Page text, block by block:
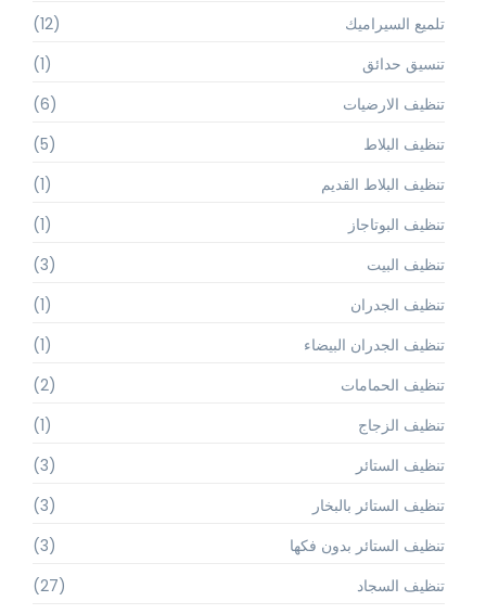
تلميع السيراميك
(12)
تنسيق حدائق
(1)
تنظيف الارضيات
(6)
تنظيف البلاط
(5)
تنظيف البلاط القديم
(1)
تنظيف البوتاجاز
(1)
تنظيف البيت
(3)
تنظيف الجدران
(1)
تنظيف الجدران البيضاء
(1)
تنظيف الحمامات
(2)
تنظيف الزجاج
(1)
تنظيف الستائر
(3)
تنظيف الستائر بالبخار
(3)
تنظيف الستائر بدون فكها
(3)
تنظيف السجاد
(27)